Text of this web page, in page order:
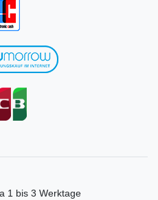
1 bis 3 Werktage